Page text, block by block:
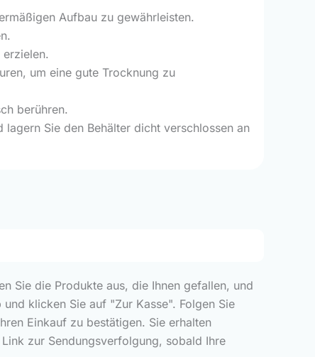
Aufbau zu gewährleisten.
um eine gute Trocknung zu
berühren.
Sie den Behälter dicht verschlossen an
Sie die Produkte aus, die Ihnen gefallen, und
klicken Sie auf "Zur Kasse". Folgen Sie
Einkauf zu bestätigen. Sie erhalten
zur Sendungsverfolgung, sobald Ihre